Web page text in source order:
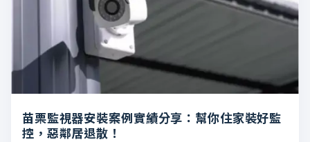
苗栗監視器安裝案例實績分享：幫你住家裝好監
控，惡鄰居退散！